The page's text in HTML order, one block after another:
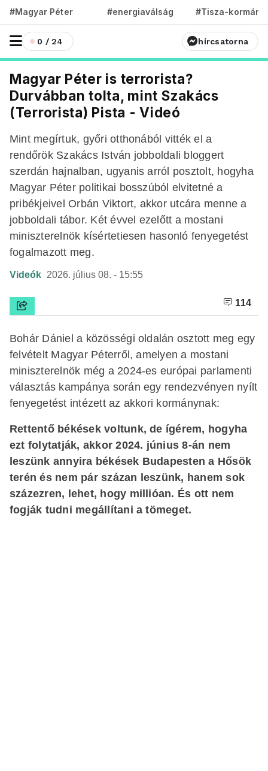
#Magyar Péter #energiaválság #Tisza-kormány
0 / 24 hírcsatorna
Magyar Péter is terrorista?
Durvábban tolta, mint Szakács
(Terrorista) Pista - Videó
Mint megírtuk, győri otthonából vitték el a
rendőrök Szakács István jobboldali bloggert
szerdán hajnalban, ugyanis arról posztolt, hogyha
Magyar Péter politikai bosszúból elvitetné a
pribékjeivel Orbán Viktort, akkor utcára menne a
jobboldali tábor. Két évvel ezelőtt a mostani
miniszterelnök kísértetiesen hasonló fenyegetést
fogalmazott meg.
Videók 2026. július 08. - 15:55
114
Bohár Dániel a közösségi oldalán osztott meg egy
felvételt Magyar Péterről, amelyen a mostani
miniszterelnök még a 2024-es európai parlamenti
választás kampánya során egy rendezvényen nyílt
fenyegetést intézett az akkori kormánynak:
Rettentő békések voltunk, de ígérem, hogyha
ezt folytatják, akkor 2024. június 8-án nem
leszünk annyira békések Budapesten a Hősök
terén és nem pár százan leszünk, hanem sok
százezren, lehet, hogy millióan. És ott nem
fogják tudni megállítani a tömeget.